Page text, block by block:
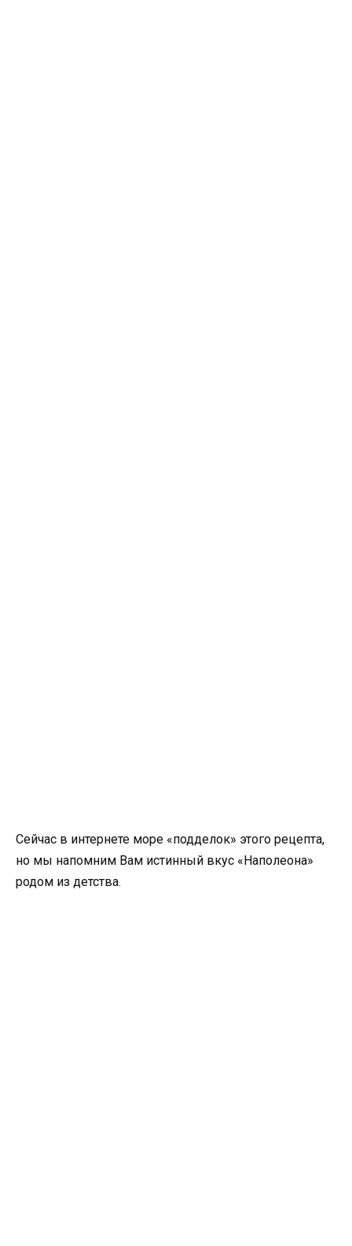
Сейчас в интернете море «подделок» этого рецепта,
но мы напомним Вам истинный вкус «Наполеона»
родом из детства.